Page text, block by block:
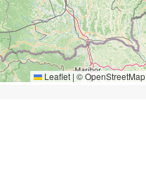
Leaflet |©OpenStreetMap